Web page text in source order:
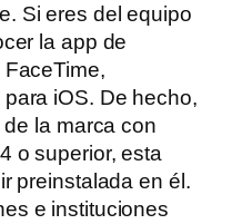
Si eres del equipo
la app de
iOS. De hecho,
la marca con
o superior, esta
preinstalada en él.
e instituciones